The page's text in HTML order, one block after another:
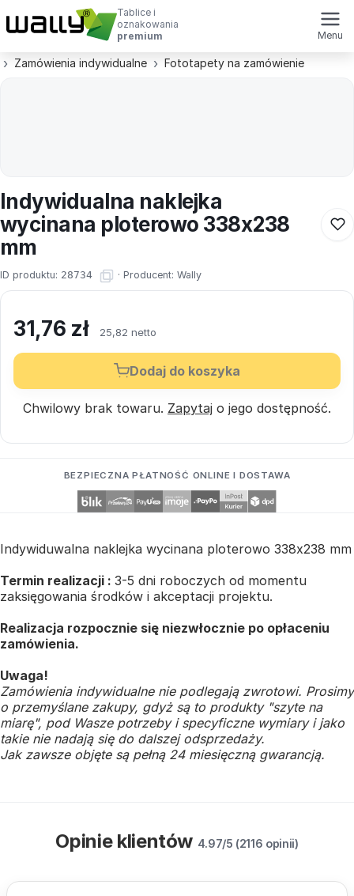
Tablice i
oznakowania
premium
Menu
Zamówienia indywidualne Fototapety na zamówienie
Indywidualna naklejka
wycinana ploterowo 338x238
mm
ID produktu: 28734 · Producent: Wally
31,76 zł 25,82 netto
Dodaj do koszyka
Chwilowy brak towaru. Zapytaj o jego dostępność.
BEZPIECZNA PŁATNOŚĆ ONLINE I DOSTAWA
Indywiduwalna naklejka wycinana ploterowo 338x238 mm
Termin realizacji : 3-5 dni roboczych od momentu
zaksięgowania środków i akceptacji projektu.
Realizacja rozpocznie się niezwłocznie po opłaceniu
zamówienia.
Uwaga!
Zamówienia indywidualne nie podlegają zwrotowi. Prosimy
o przemyślane zakupy, gdyż są to produkty "szyte na
miarę", pod Wasze potrzeby i specyficzne wymiary i jako
takie nie nadają się do dalszej odsprzedaży.
Jak zawsze objęte są pełną 24 miesięczną gwarancją.
Opinie klientów 4.97/5 (2116 opinii)